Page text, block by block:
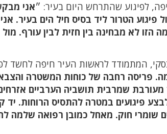
לפיגוע שהתרחש היום בעיר: ״אני
פיגוע הטרור ליד בסיס חיל הים בעיר.
לא מבחינה בין חזית לבין עורף. מול
המתמודד לראשות העיר חיפה לחשד
פריסה רחבה של כוחות המשטרה והצבא
שמרבית תושביה הערביים
פיגועים במטרה להתסיס הרוחות.
שומרי חוק. מאחל כמובן רפואה שלמה